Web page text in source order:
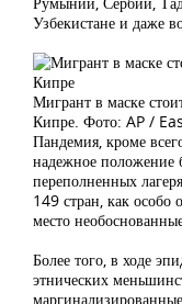
Узбекистане и даже
Мигрант в маске
Кипре. Фото: AP /
Пандемия, кроме
надежное положение
переполненных
149 стран, как
место
Более того, в ходе
этнических